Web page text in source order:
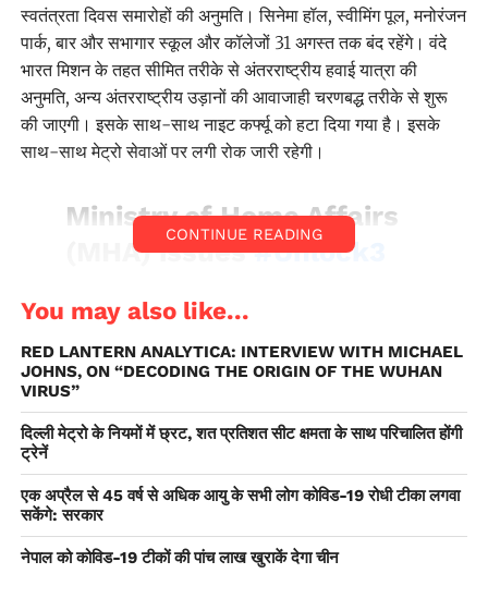
स्वतंत्रता दिवस समारोहों की अनुमति। सिनेमा हॉल, स्वीमिंग पूल, मनोरंजन
पार्क, बार और सभागार स्कूल और कॉलेजों 31 अगस्त तक बंद रहेंगे। वंदे
भारत मिशन के तहत सीमित तरीके से अंतरराष्ट्रीय हवाई यात्रा की
अनुमति, अन्य अंतरराष्ट्रीय उड़ानों की आवाजाही चरणबद्ध तरीके से शुरू
की जाएगी। इसके साथ-साथ नाइट कर्फ्यू को हटा दिया गया है। इसके
साथ-साथ मेट्रो सेवाओं पर लगी रोक जारी रहेगी।
Ministry of Home Affairs
(MHA) issues#Unlock3
on the movement of
individuals during night
have been removed. Yoga
institutes and
gymnasiums will be
allowed to open from
August 5, 2020.
pic.twitter.com/eTTJwWei0K
CONTINUE READING
You may also like...
RED LANTERN ANALYTICA: INTERVIEW WITH MICHAEL
JOHNS, ON “DECODING THE ORIGIN OF THE WUHAN
VIRUS”
दिल्ली मेट्रो के नियमों में छ्रट, शत प्रतिशत सीट क्षमता के साथ परिचालित होंगी
ट्रेनें
एक अप्रैल से 45 वर्ष से अधिक आयु के सभी लोग कोविड-19 रोधी टीका लगवा
सकेंगे: सरकार
नेपाल को कोविड-19 टीकों की पांच लाख खुराकें देगा चीन